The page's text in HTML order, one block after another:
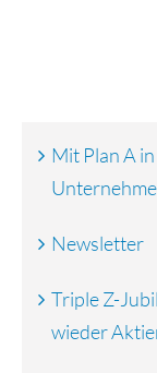
Mit Plan A
Newsletter
Triple Z-
wieder